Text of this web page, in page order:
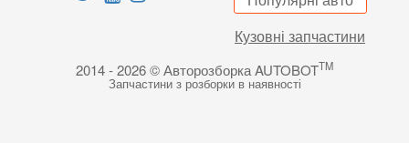
Кузовні запчастини
2014 - 2026 © Авторозборка AUTOBOTTM
Запчастини з розборки в наявності